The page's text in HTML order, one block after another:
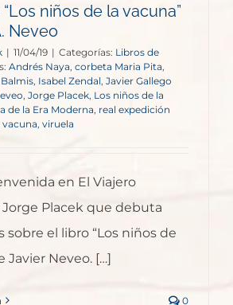
niños de la vacuna”
Neveo
| 11/04/19 | Categorías: Libros de
Andrés Naya corbeta Maria Pita
, Isabel Zendal Javier Gallego
Jorge Placek, Los niños de la
de la Era Moderna real expedición
, viruela
en El Viajero
Placek que debuta
sobre el libro “Los niños de
Javier Neveo. […]
0